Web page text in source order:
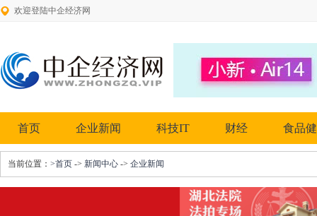
欢迎登陆中企经济网
首页 企业新闻 科技IT 财经 食品
当前位置： >首页 -> 新闻中心 -> 企业新闻